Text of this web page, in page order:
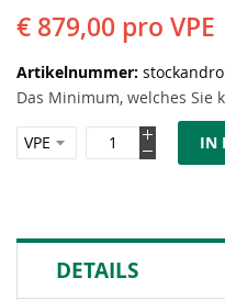
€ 879,00 pro VPE
Artikelnummer
Das Minimum, welches Sie
IN
DETAILS